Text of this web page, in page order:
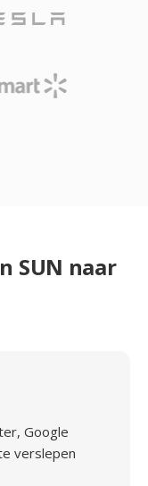
SUN naar
Google
verslepen